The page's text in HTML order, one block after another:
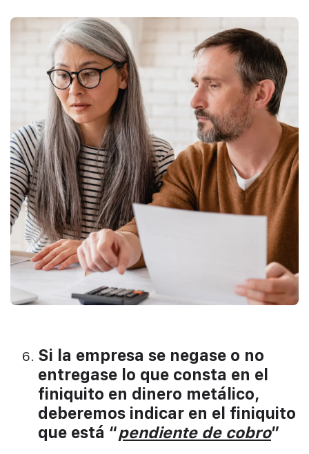
Si la empresa se negase o no
entregase lo que consta en el
finiquito en dinero metálico,
deberemos indicar en el finiquito
que está “pendiente de cobro”